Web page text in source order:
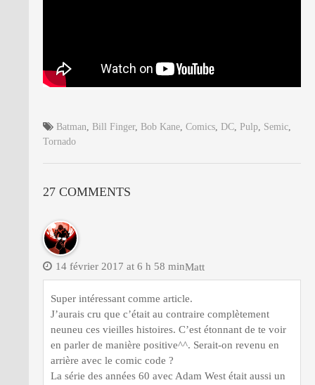
Batman Bill Finger, Bob Kane Comics DC Pulp Semic
Tornado
27 COMMENTS
Matt
14 février 2017 at 6 h 58 min
Super intéressant comme article.
J’aurais cru que c’était au contraire complètement
neuneu ces vieilles histoires. C’est étonnant de te voir
en parler de manière positive^^. Serait-on revenu en
arrière avec le comic code ?
La série des années 60 avec Adam West était aussi un